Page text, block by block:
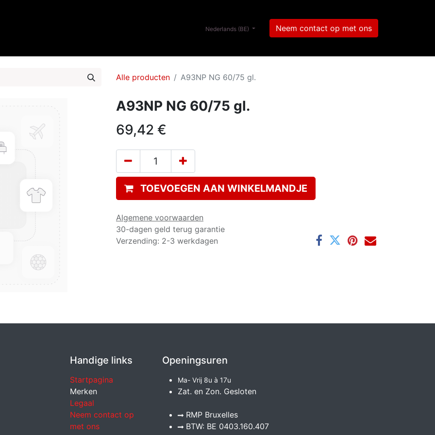
Nederlands (BE) Neem contact op met ons
Alle producten A93NP NG 60/75 gl.
A93NP NG 60/75 gl.
69,42 €
TOEVOEGEN AAN WINKELMANDJE
Algemene voorwaarden
30-dagen geld terug garantie
Verzending: 2-3 werkdagen
Handige links
Startpagina
Merken
Legaal
Neem contact op
met ons
Openingsuren
Ma- Vrij 8u à 17u
Zat. en Zon. Gesloten
RMP Bruxelles
BTW: BE 0403.160.407